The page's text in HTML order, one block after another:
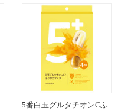
5番白玉グルタチオンCふ